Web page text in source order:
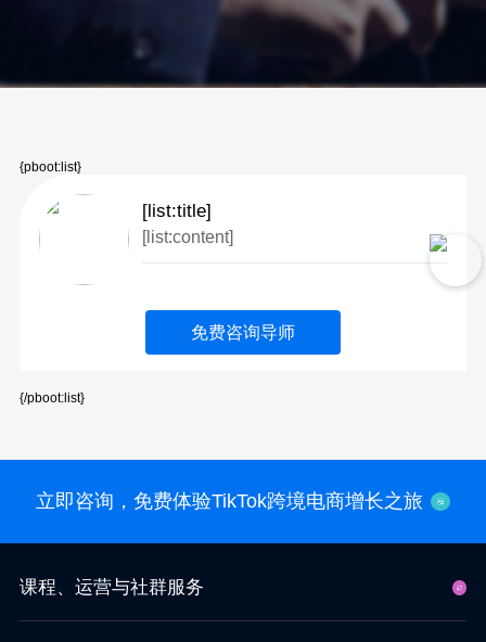
{pboot:list}
[list:title]
[list:content]
免费咨询导师
{/pboot:list}
立即咨询，免费体验TikTok跨境电商增长之旅
课程、运营与社群服务